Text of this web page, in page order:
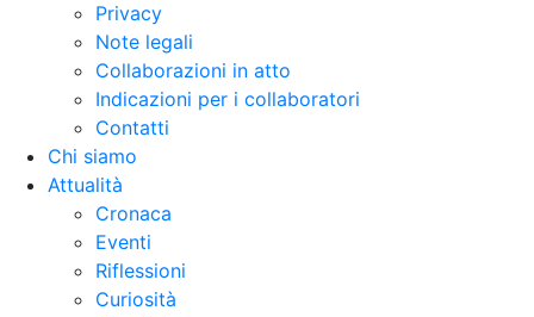
Privacy
Note legali
Collaborazioni in atto
Indicazioni per i collaboratori
Contatti
Chi siamo
Attualità
Cronaca
Eventi
Riflessioni
Curiosità